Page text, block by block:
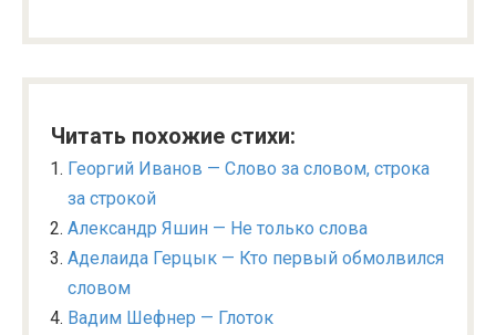
Читать похожие стихи:
Георгий Иванов — Слово за словом, строка
за строкой
Александр Яшин — Не только слова
Аделаида Герцык — Кто первый обмолвился
словом
Вадим Шефнер — Глоток